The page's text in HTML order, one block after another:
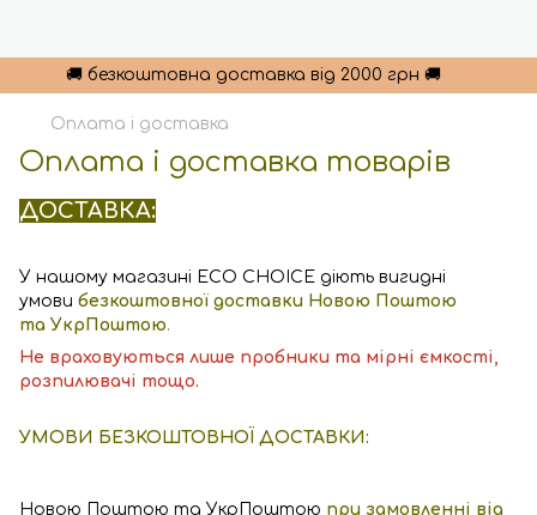
🚚 безкоштовна доставка від 2000 грн 🚚
Оплата і доставка
Оплата і доставка товарів
ДОСТАВКА:
У нашому магазині ECO CHOICE діють вигидні
умови безкоштовної доставки Новою Поштою
та УкрПоштою.
Не враховуються лише пробники та мірні ємкості,
розпилювачі тощо.
УМОВИ БЕЗКОШТОВНОЇ ДОСТАВКИ:
Новою Поштою та УкрПоштою при замовленні від